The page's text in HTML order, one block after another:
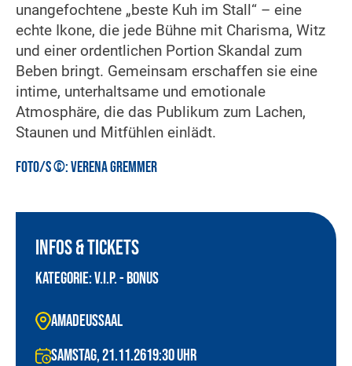
unangefochtene „beste Kuh im Stall“ – eine
echte Ikone, die jede Bühne mit Charisma, Witz
und einer ordentlichen Portion Skandal zum
Beben bringt. Gemeinsam erschaffen sie eine
intime, unterhaltsame und emotionale
Atmosphäre, die das Publikum zum Lachen,
Staunen und Mitfühlen einlädt.
Foto/s ©:Verena Gremmer
Infos & Tickets
Kategorie: V.I.P. - BONUS
amadeussaal
Samstag, 21.11.2619:30Uhr